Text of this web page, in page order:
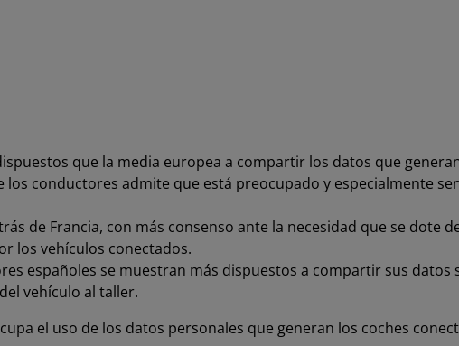
que la media europea a compartir los datos que
los conductores admite que está preocupado y especialmente
de Francia, con más consenso ante la necesidad que se dote
los vehículos conectados.
españoles se muestran más dispuestos a compartir sus datos
vehículo al taller.
el uso de los datos personales que generan los coches